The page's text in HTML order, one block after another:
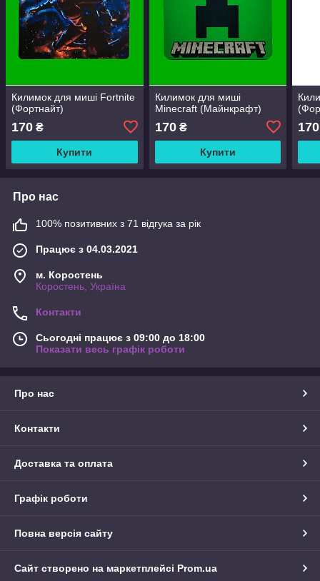
Килимок для миші Fortnite
(Фортнайт)
170 ₴
Купити
Килимок для миші
Minecraft (Майнкрафт)
170₴
Купити
170
Про нас
100% позитивних з 71 відгука за рік
Працює з 04.03.2021
м. Коростень
Коростень, Україна
Контакти
Сьогодні працює з 09:00 до 18:00
Показати весь графік роботи
Про нас
Контакти
Доставка та оплата
Графік роботи
Повна версія сайту
Сайт створено на маркетплейсі Prom.ua